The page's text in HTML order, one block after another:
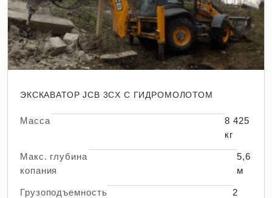
ЭКСКАВАТОР JCB 3CX С ГИДРОМОЛОТОМ
Масса
8 425
кг
Макс. глубина
копания
5,6
м
Грузоподъемность
2